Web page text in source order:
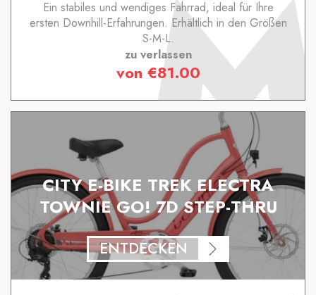
Ein stabiles und wendiges Fahrrad, ideal für Ihre
ersten Downhill-Erfahrungen. Erhältlich in den Größen
S-M-L.
zu verlassen
von €81.00
CITY E-BIKE TREK ELECTRA
TOWNIE GO! 7D STEP-THRU
ENTDECKEN